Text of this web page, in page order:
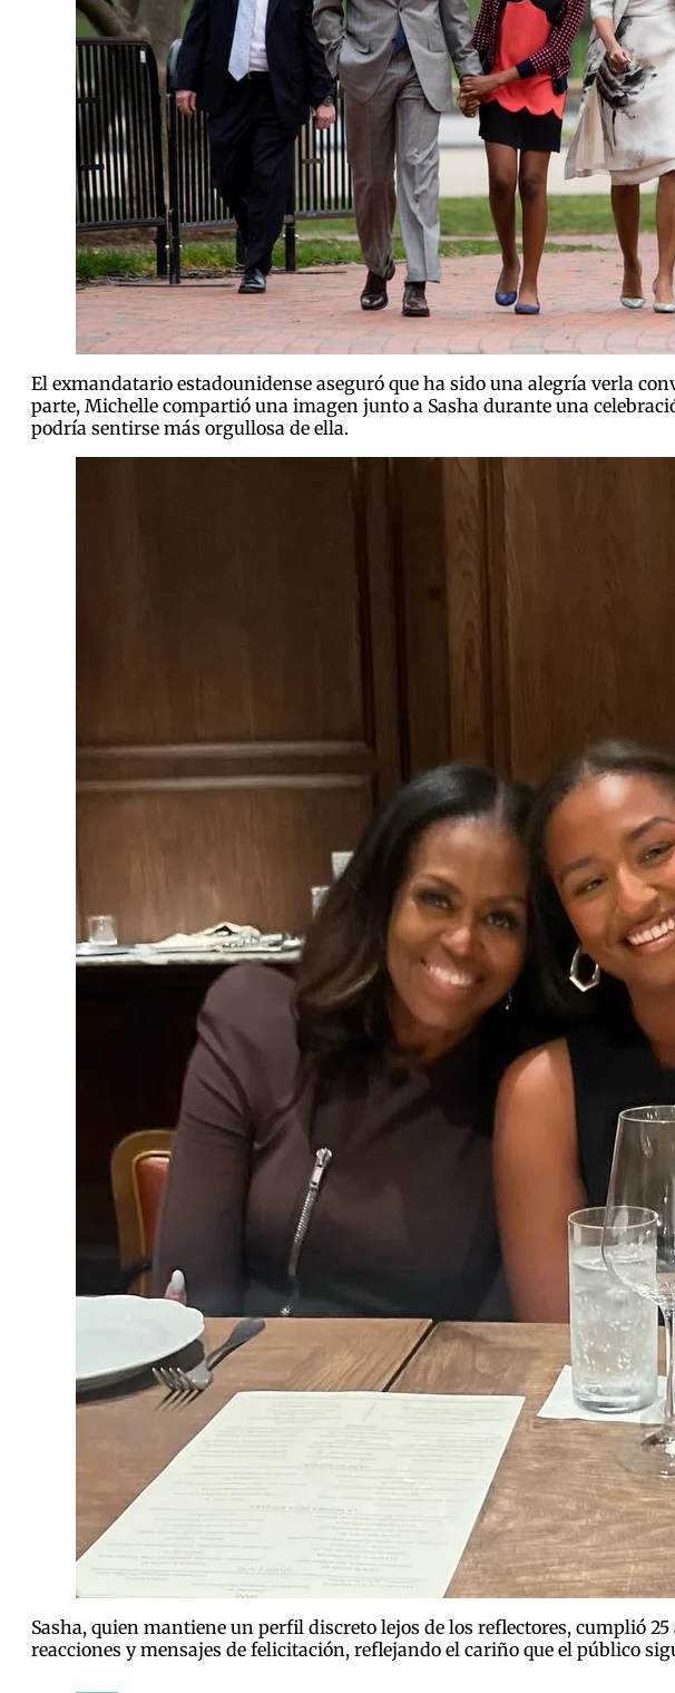
El exmandatario estadounidense aseguró que ha sido una alegría verla
parte, Michelle compartió una imagen junto a Sasha durante una
podría sentirse más orgullosa de ella.
Sasha, quien mantiene un perfil discreto lejos de los reflectores, cumplió
reacciones y mensajes de felicitación, reflejando el cariño que el público